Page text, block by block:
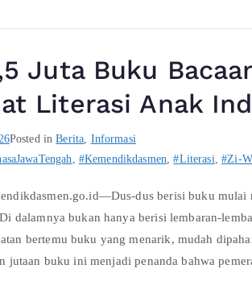
Juta Buku
Literasi Anak
Posted inBerita, Informasi
, #Kemendikdasmen,#Literasi,#Zi-
dus berisi buku
dalamnya bukan hanya berisi lembaran-
bertemu buku yang menarik, mudah
jutaan buku ini menjadi penanda bahwa